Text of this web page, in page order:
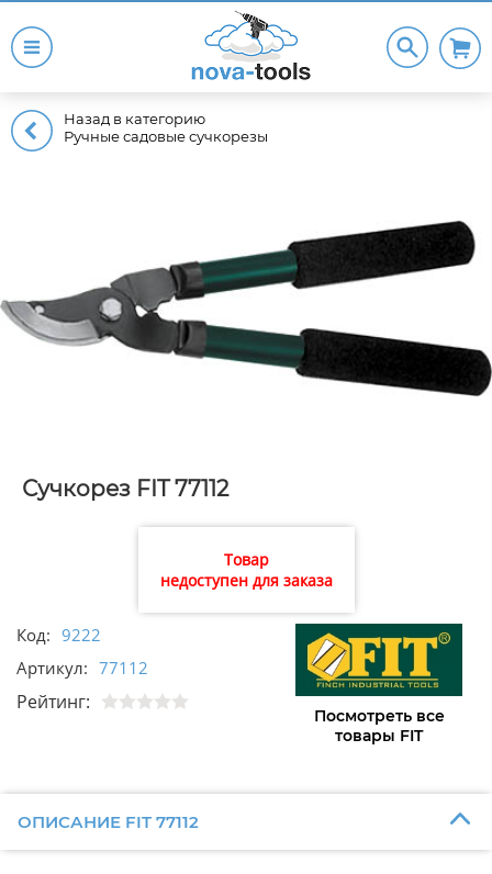
Назад в категорию
Ручные садовые сучкорезы
Сучкорез FIT 77112
Товар
недоступен для заказа
Код: 9222
Артикул: 77112
Рейтинг:
Посмотреть все
товары FIT
ОПИСАНИЕ FIT 77112